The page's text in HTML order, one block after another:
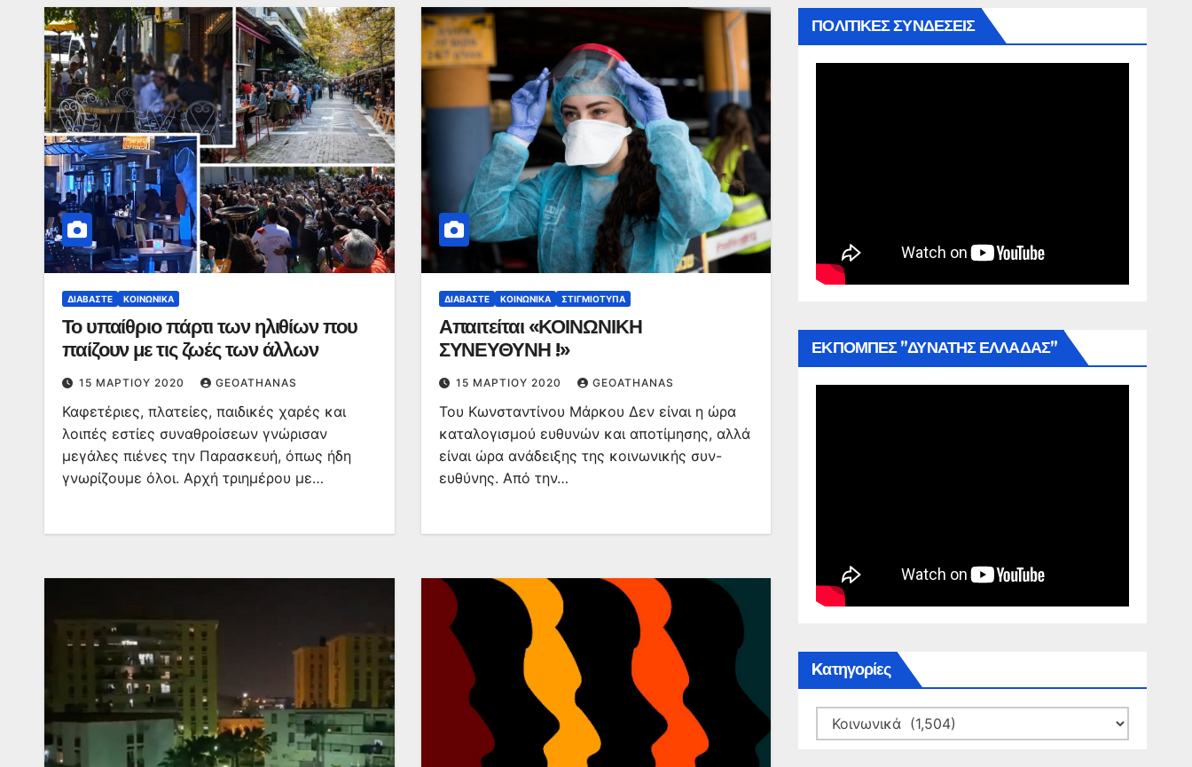
ΔΙΑΒΆΣΤΕ ΚΟΙΝΩΝΙΚΆ
Το υπαίθριο πάρτι των ηλιθίων που
παίζουν με τις ζωές των άλλων
15 ΜΑΡΤΊΟΥ 2020 GEOATHANAS
Καφετέριες, πλατείες, παιδικές χαρές και
λοιπές εστίες συναθροίσεων γνώρισαν
μεγάλες πιένες την Παρασκευή, όπως ήδη
γνωρίζουμε όλοι. Αρχή τριημέρου με…
ΔΙΑΒΆΣΤΕ ΚΟΙΝΩΝΙΚΆ ΣΤΙΓΜΙΌΤΥΠΑ
Απαιτείται «ΚΟΙΝΩΝΙΚΗ
ΣΥΝΕΥΘΥΝΗ !»
15 ΜΑΡΤΊΟΥ 2020 GEOATHANAS
Του Κωνσταντίνου Μάρκου Δεν είναι η ώρα
καταλογισμού ευθυνών και αποτίμησης, αλλά
είναι ώρα ανάδειξης της κοινωνικής συν-
ευθύνης. Από την…
ΠΟΛΙΤΙΚΕΣ ΣΥΝΔΕΣΕΙΣ
ΕΚΠΟΜΠΕΣ ”ΔΥΝΑΤΗΣ ΕΛΛΑΔΑΣ”
Kατηγορίες
Kατηγορίες